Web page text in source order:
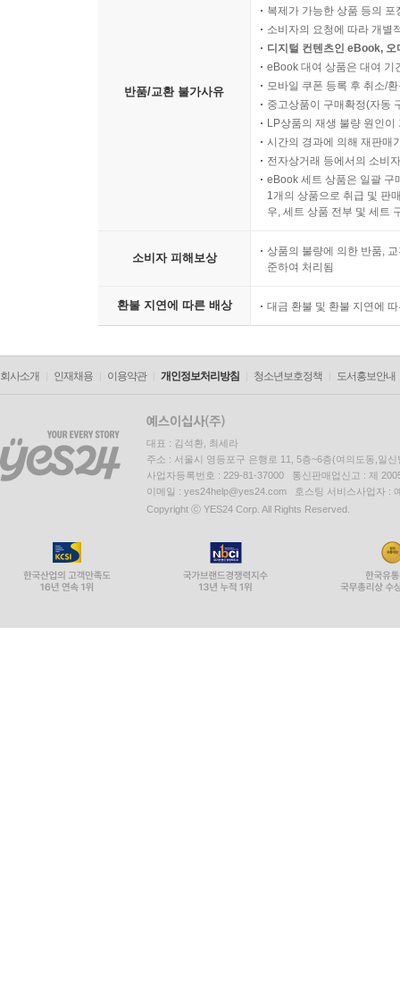
반품/교환 불가사유
복제가 가능한 상품 등의
소비자의 요청에 따라 개별
디지털 컨텐츠인 eBook,
eBook 대여 상품은 대여 기
모바일 쿠폰 등록 후 취소/
중고상품이 구매확정(자동
LP상품의 재생 불량 원인
시간의 경과에 의해 재판매
전자상거래 등에서의 소비
eBook 세트 상품은 일괄 구
1개의 상품으로 취급 및 판
우, 세트 상품 전부 및 세트
소비자 피해보상
상품의 불량에 의한 반품,
준하여 처리됨
환불 지연에 따른 배상 대금 환불 및 환불 지연에
회사소개 인재채용 이용약관 개인정보처리방침 청소년보호정책 도서홍보안내
대표 : 김석환, 최세라
주소 : 서울시 영등포구 은행로 11, 5층~6층(여의도동,일신
사업자등록번호 : 229-81-37000 통신판매업신고 : 제
이메일 : yes24help@yes24.com 호스팅 서비스사업자 :
Copyright ⓒ YES24 Corp. All Rights Reserved.